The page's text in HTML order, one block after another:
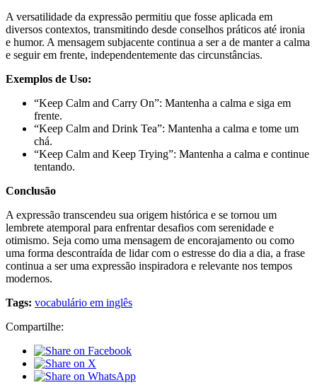
A versatilidade da expressão permitiu que fosse aplicada em
diversos contextos, transmitindo desde conselhos práticos até ironia
e humor. A mensagem subjacente continua a ser a de manter a calma
e seguir em frente, independentemente das circunstâncias.
Exemplos de Uso:
“Keep Calm and Carry On”: Mantenha a calma e siga em
frente.
“Keep Calm and Drink Tea”: Mantenha a calma e tome um
chá.
“Keep Calm and Keep Trying”: Mantenha a calma e continue
tentando.
Conclusão
A expressão transcendeu sua origem histórica e se tornou um
lembrete atemporal para enfrentar desafios com serenidade e
otimismo. Seja como uma mensagem de encorajamento ou como
uma forma descontraída de lidar com o estresse do dia a dia, a frase
continua a ser uma expressão inspiradora e relevante nos tempos
modernos.
Tags: vocabulário em inglês
Compartilhe: